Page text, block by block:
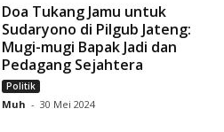
Doa Tukang Jamu untuk
Sudaryono di Pilgub Jateng:
Mugi-mugi Bapak Jadi dan
Pedagang Sejahtera
Politik
Muh - 30 Mei 2024